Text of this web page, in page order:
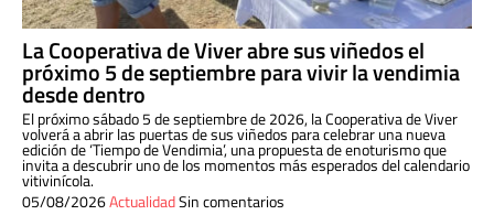
La Cooperativa de Viver abre sus viñedos el
próximo 5 de septiembre para vivir la vendimia
desde dentro
El próximo sábado 5 de septiembre de 2026, la Cooperativa de Viver
volverá a abrir las puertas de sus viñedos para celebrar una nueva
edición de ‘Tiempo de Vendimia’, una propuesta de enoturismo que
invita a descubrir uno de los momentos más esperados del calendario
vitivinícola.
05/08/2026ActualidadSin comentarios